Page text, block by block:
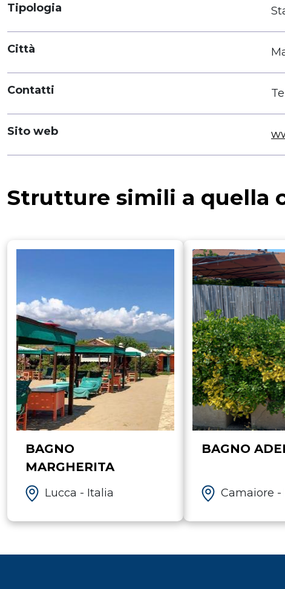
Tipologia
Città
Contatti
Sito web
Strutture simili a quella
BAGNO
MARGHERITA
Lucca - Italia
BAGNO
Camaiore -